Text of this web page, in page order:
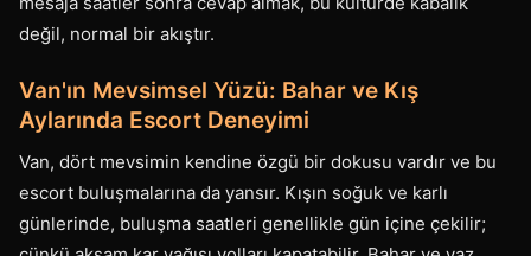
değil, normal bir akıştır.
Van'ın Mevsimsel Yüzü: Bahar ve Kış
Aylarında Escort Deneyimi
Van, dört mevsimin kendine özgü bir dokusu vardır ve bu
escort buluşmalarına da yansır. Kışın soğuk ve karlı
günlerinde, buluşma saatleri genellikle gün içine çekilir;